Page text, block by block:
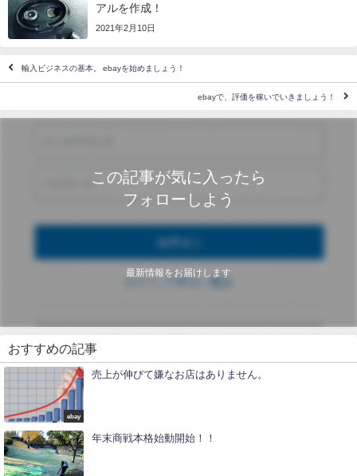
アルを作成！
2021年2月10日
輸入ビジネスの基本。 ebayを始めましょう！
ebayで、評価を稼いでいきましょう！
この記事が気に入ったら
フォローしよう
最新情報をお届けします
おすすめの記事
ebay
売上が伸びて嫌なお店はありません。
年末商戦本格始動開始！！